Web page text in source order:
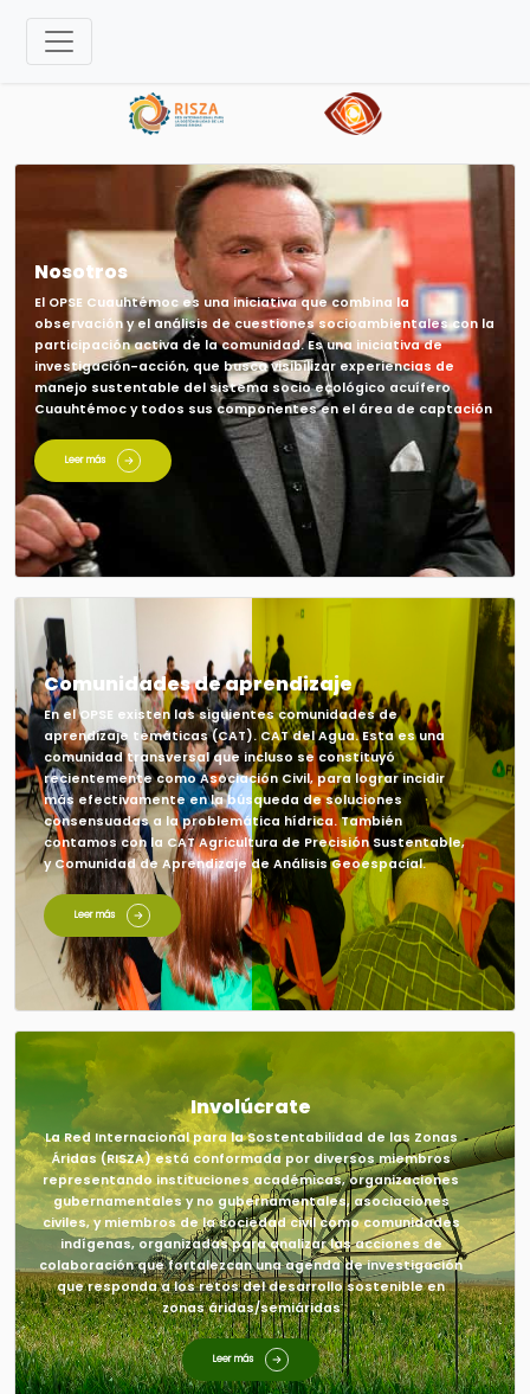
Nosotros
El OPSE Cuauhtémoc es una iniciativa que combina la
observación y el análisis de cuestiones socioambientales con la
participación activa de la comunidad. Es una iniciativa de
investigación-acción, que busca visibilizar experiencias de
manejo sustentable del sistema socio ecológico acuífero
Cuauhtémoc y todos sus componentes en el área de captación
Leer más
Comunidades de aprendizaje
En el OPSE existen las siguientes comunidades de
aprendizaje temáticas (CAT). CAT del Agua. Esta es una
comunidad transversal que incluso se constituyó
recientemente como Asociación Civil, para lograr incidir
más efectivamente en la búsqueda de soluciones
consensuadas a la problemática hídrica. También
contamos con la CAT Agricultura de Precisión Sustentable,
y Comunidad de Aprendizaje de Análisis Geoespacial.
Leer más
Involúcrate
La Red Internacional para la Sostentabilidad de las Zonas
Áridas (RISZA) está conformada por diversos miembros
representando instituciones académicas, organizaciones
gubernamentales y no gubernamentales, asociaciones
civiles, y miembros de la sociedad civil como comunidades
indígenas, organizadas para analizar las acciones de
colaboración que fortalezcan una agenda de investigación
que responda a los retos del desarrollo sostenible en
zonas áridas/semiáridas
Leer más